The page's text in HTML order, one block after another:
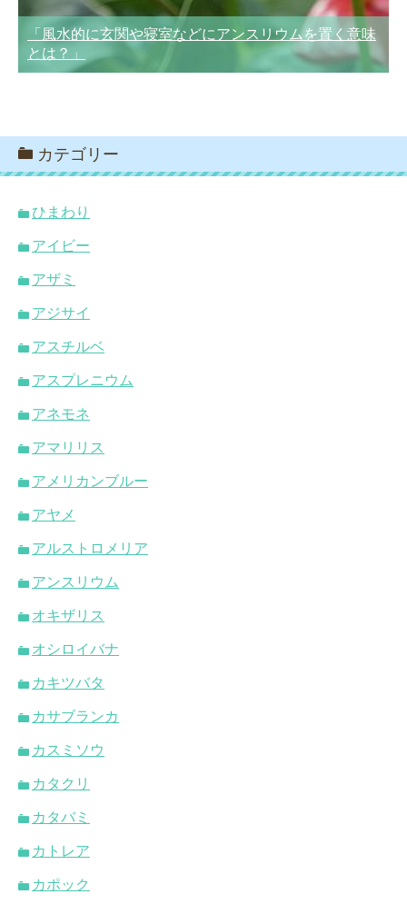
「風水的に玄関や寝室などにアンスリウムを置く意味
とは？」
カテゴリー
ひまわり
アイビー
アザミ
アジサイ
アスチルベ
アスプレニウム
アネモネ
アマリリス
アメリカンブルー
アヤメ
アルストロメリア
アンスリウム
オキザリス
オシロイバナ
カキツバタ
カサブランカ
カスミソウ
カタクリ
カタバミ
カトレア
カポック